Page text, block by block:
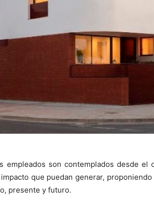
empleados son contemplados desde el
que puedan generar,
presente y futuro.